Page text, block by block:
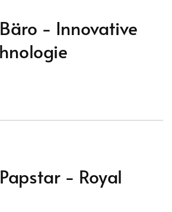
Bäro - Innovative
Papstar - Royal